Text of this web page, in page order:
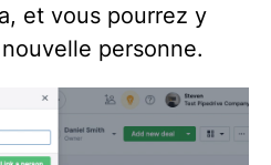
et vous pourrez y
personne.